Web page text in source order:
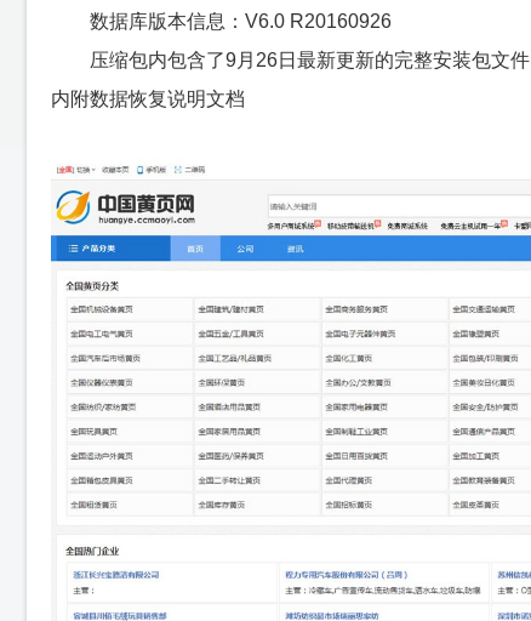
数据库版本信息：V6.0 R20160926
压缩包内包含了9月26日最新更新的完整安装包文件
内附数据恢复说明文档